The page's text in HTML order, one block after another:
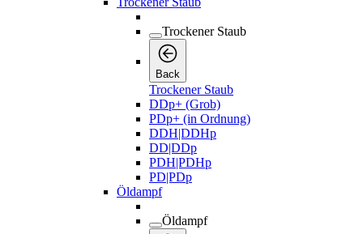
Trockener Staub
Back
Trockener Staub
DDp+ (Grob)
PDp+ (in Ordnung)
DDH|DDHp
DD|DDp
PDH|PDHp
PD|PDp
Öldampf
Öldampf